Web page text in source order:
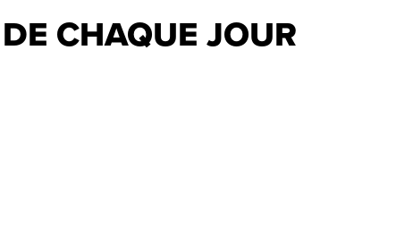
CHAQUE JOUR